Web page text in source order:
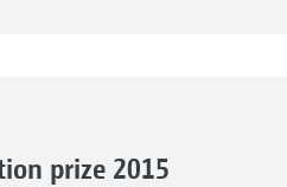
prize 2015